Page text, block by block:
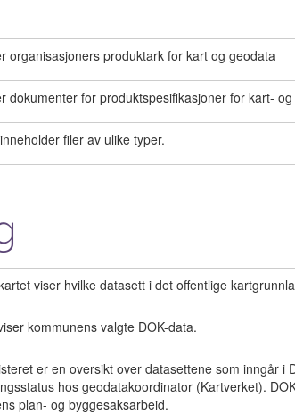
organisasjoners produktark for kart og geodata
dokumenter for produktspesifikasjoner for kart-
filer av ulike typer.
viser hvilke datasett i det offentlige
kommunens valgte DOK-data.
er en oversikt over datasettene som inngår i
hos geodatakoordinator (Kartverket).
plan- og byggesaksarbeid.